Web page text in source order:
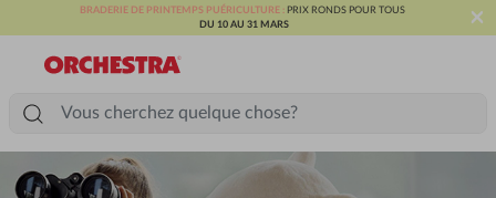
BRADERIE DE PRINTEMPS PUÉRICULTURE : PRIX RONDS POUR TOUS
DU 10 AU 31 MARS
×